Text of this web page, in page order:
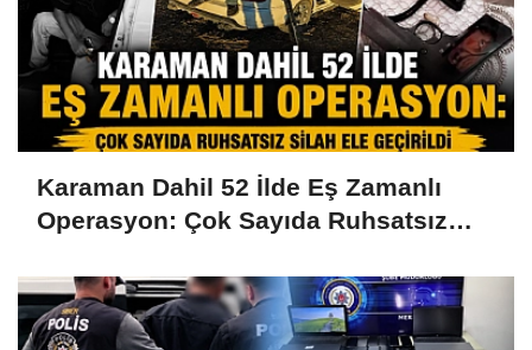
Karaman Dahil 52 İlde Eş Zamanlı
Operasyon: Çok Sayıda Ruhsatsız